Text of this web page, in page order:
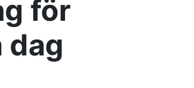
för
dag